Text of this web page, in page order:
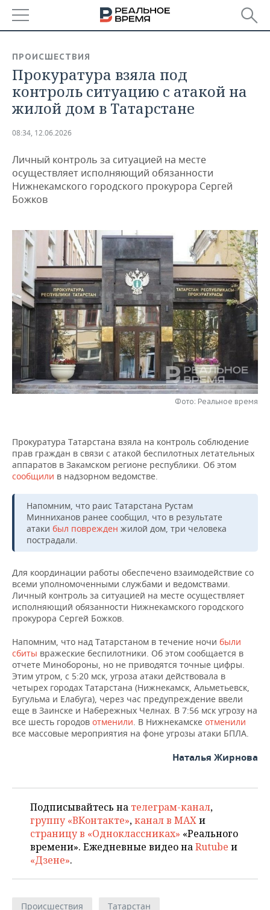
БАШКОРТОСТАН
ТАТАРСТАН
НОВОСТИ
АНАЛИТИКА
ДЕКЛАРАЦИИ О ДОХОДАХ
КОРОЛИ ГОСЗАКАЗА ПФО
КОМУ ПРИНАДЛЕЖАТ
ТОРГОВЫЕ ЦЕНТРЫ
ТАТАРСТАНА
НОВОСТИ ЭКОНОМИКИ
ФИНАНСЫ
БЮДЖЕТ
ИНВЕСТИЦИИ
ПРОМЫШЛЕННОСТЬ
НОВОСТИ
ПРОМЫШЛЕННОСТИ
МАШИНОСТРОЕНИЕ
НЕФТЕХИМИЯ
НЕФТЬ
ОПК
ЭНЕРГЕТИКА
НЕДВИЖИМОСТЬ
НОВОСТИ АВТО
БИЗНЕС
НОВОСТИ БИЗНЕСА
РОЗНИЧНАЯ ТОРГОВЛЯ
ТРАНСПОРТ
УСЛУГИ
ТЕХНОЛОГИИ
НОВОСТИ ТЕХНОЛОГИЙ
IT
МЕДИА
ТЕЛЕКОММУНИКАЦИИ
МЕРОПРИЯТИЯ
НОВОСТИ МЕРОПРИЯТИЙ
ВЫЕЗДНАЯ РЕДАКЦИЯ
БИЗНЕС-БРАНЧИ
СПОРТ
НОВОСТИ СПОРТА
ФУТБОЛ
ВОЛЕЙБОЛ
ФИГУРНОЕ КАТАНИЕ
ВОДНЫЕ ВИДЫ СПОРТА
ХОККЕЙ С МЯЧОМ
ОБЩЕСТВО
НОВОСТИ ОБЩЕСТВА
ИСТОРИЯ
МЕДИЦИНА
ОБРАЗОВАНИЕ
ПРОИСШЕСТВИЯ
ФОТОГАЛЕРЕЯ
СПИСОК ПЕРСОН
ПОЛНАЯ ВЕРСИЯ
ПРОИСШЕСТВИЯ
Прокуратура взяла под
контроль ситуацию с атакой на
жилой дом в Татарстане
08:34, 12.06.2026
Личный контроль за ситуацией на месте
осуществляет исполняющий обязанности
Нижнекамского городского прокурора Сергей
Божков
Фото: Реальное время
Прокуратура Татарстана взяла на контроль соблюдение
прав граждан в связи с атакой беспилотных летательных
аппаратов в Закамском регионе республики. Об этом
сообщили в надзорном ведомстве.
Напомним, что раис Татарстана Рустам
Минниханов ранее сообщил, что в результате
атаки был поврежден жилой дом, три человека
пострадали.
Для координации работы обеспечено взаимодействие со
всеми уполномоченными службами и ведомствами.
Личный контроль за ситуацией на месте осуществляет
исполняющий обязанности Нижнекамского городского
прокурора Сергей Божков.
Напомним, что над Татарстаном в течение ночи были
сбиты вражеские беспилотники. Об этом сообщается в
отчете Минобороны, но не приводятся точные цифры.
Этим утром, с 5:20 мск, угроза атаки действовала в
четырех городах Татарстана (Нижнекамск, Альметьевск,
Бугульма и Елабуга), через час предупреждение ввели
еще в Заинске и Набережных Челнах. В 7:56 мск угрозу на
все шесть городов отменили. В Нижнекамске отменили
все массовые мероприятия на фоне угрозы атаки БПЛА.
Наталья Жирнова
Подписывайтесь на телеграм-канал,
группу «ВКонтакте»,канал в MAXи
страницу в «Одноклассниках» «Реального
времени». Ежедневные видео наRutube и
«Дзене».
Происшествия Татарстан